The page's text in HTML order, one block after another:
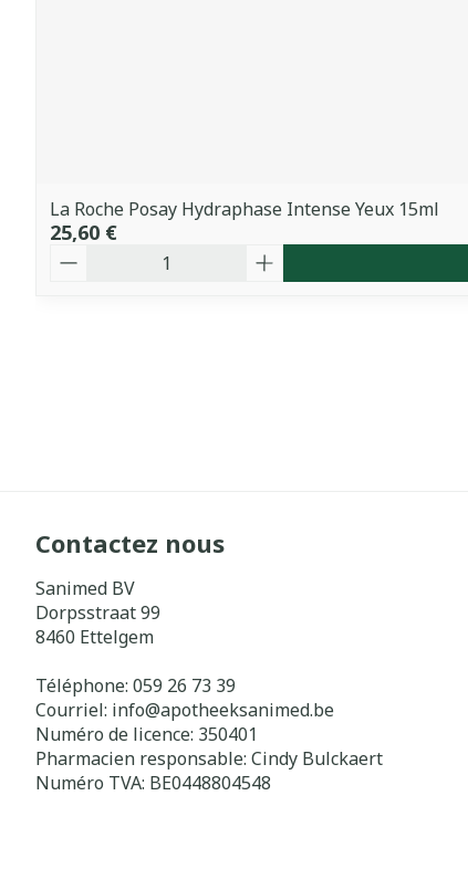
La Roche Posay Hydraphase Intense Yeux 15ml
25,60 €
Contactez nous
Sanimed BV
Dorpsstraat 99
8460 Ettelgem
Téléphone: 059 26 73 39
Courriel: info@apotheeksanimed.be
Numéro de licence: 350401
Pharmacien responsable: Cindy Bulckaert
Numéro TVA: BE0448804548